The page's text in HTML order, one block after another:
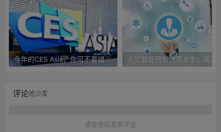
今年的CES Asia，你可不要错过这些自动驾驶看点
评论抢沙发
请登录后发表评论